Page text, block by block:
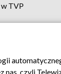
TVP
Moje zgody
czyli